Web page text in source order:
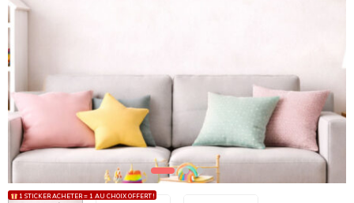
1 STICKER ACHETER = 1 AU CHOIX OFFERT !